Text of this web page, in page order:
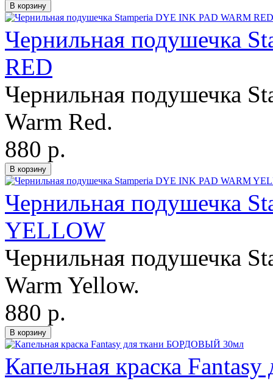
Чернильная подушечка
RED
Чернильная подушечка
Warm Red.
880 р.
Чернильная подушечка
YELLOW
Чернильная подушечка
Warm Yellow.
880 р.
Капельная краска